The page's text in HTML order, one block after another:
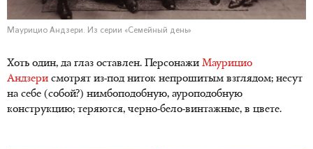
Маурицио Андзери. Из серии «Семейный день»
Хоть один, да глаз оставлен. Персонажи Маурицио
Андзери смотрят из-под ниток непрошитым взглядом; несут
на себе (собой?) нимбоподобную, ауроподобную
конструкцию; теряются, черно-бело-винтажные, в цвете.